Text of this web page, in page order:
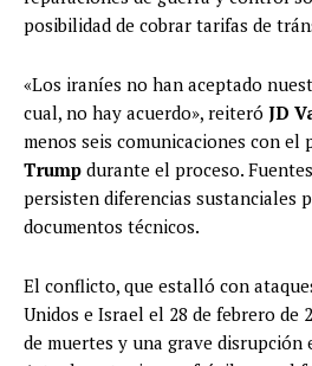
posibilidad de cobrar tarifas de
«Los iraníes no han aceptado
cual, no hay acuerdo», reiteró JD
menos seis comunicaciones con el
Trump durante el proceso.
persisten diferencias sustanciales
documentos técnicos.
El conflicto, que estalló con
Unidos e Israel el 28 de febrero de
de muertes y una grave disrupción